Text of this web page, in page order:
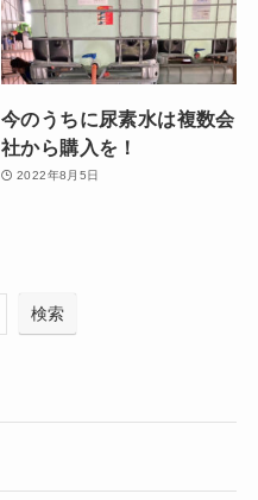
今のうちに尿素水は複数会
社から購入を！
2022年8月5日
検索